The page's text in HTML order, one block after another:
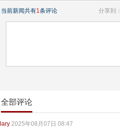
当前新闻共有1条评论 分享到：
全部评论
lary 2025年08月07日 08:47